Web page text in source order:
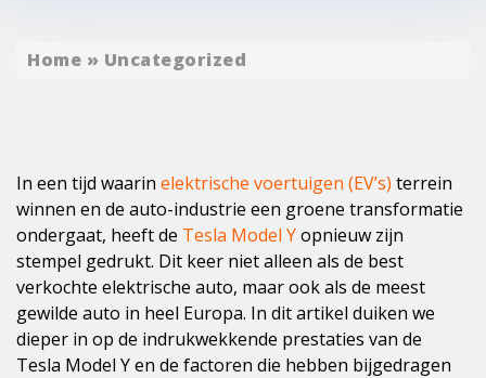
Home » Uncategorized
In een tijd waarin elektrische voertuigen (EV’s) terrein
winnen en de auto-industrie een groene transformatie
ondergaat, heeft de Tesla Model Yopnieuw zijn
stempel gedrukt. Dit keer niet alleen als de best
verkochte elektrische auto, maar ook als de meest
gewilde auto in heel Europa. In dit artikel duiken we
dieper in op de indrukwekkende prestaties van de
Tesla Model Y en de factoren die hebben bijgedragen